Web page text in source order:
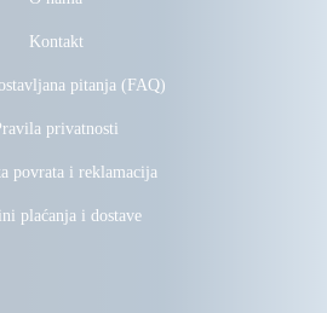
Kontakt
pitanja (FAQ)
privatnosti
povrata i reklamacija
plaćanja i dostave